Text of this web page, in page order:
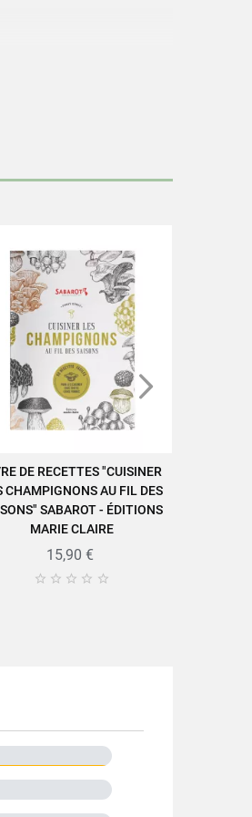
AJOUTER AU PANIER
DE RECETTES "CUISINER
CHAMPIGNONS AU FIL DES
SABAROT - ÉDITIONS
MARIE CLAIRE
15,90 €
    